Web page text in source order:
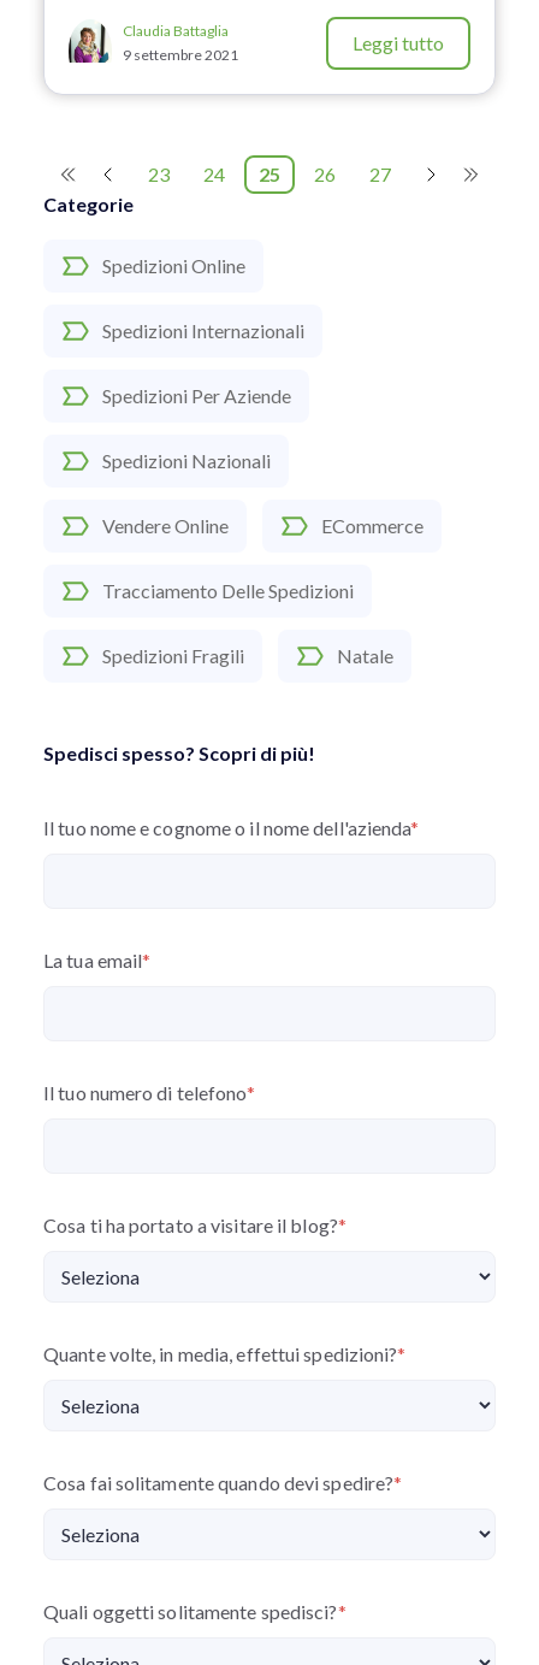
Categorie
Spedizioni Online
Spedizioni Internazionali
Spedizioni Per Aziende
Spedizioni Nazionali
Vendere Online ECommerce
Tracciamento Delle Spedizioni
Spedizioni Fragili Natale
Spedisci spesso? Scopri di più!
Il tuo nome e cognome o il nome dell'azienda*
La tua email*
Il tuo numero di telefono*
Cosa ti ha portato a visitare il blog?*
Quante volte, in media, effettui spedizioni?*
Cosa fai solitamente quando devi spedire?*
Quali oggetti solitamente spedisci?*
Claudia Battaglia
9 settembre 2021
Leggi tutto
23 24 25 26 27